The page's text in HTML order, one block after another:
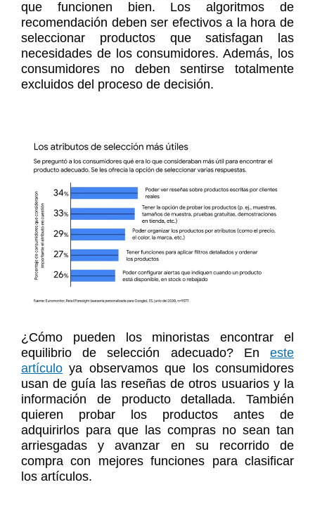
que funcionen bien. Los algoritmos de
recomendación deben ser efectivos a la hora de
seleccionar productos que satisfagan las
necesidades de los consumidores. Además, los
consumidores no deben sentirse totalmente
excluidos del proceso de decisión.
¿Cómo pueden los minoristas encontrar el
equilibrio de selección adecuado? En este
artículo ya observamos que los consumidores
usan de guía las reseñas de otros usuarios y la
información de producto detallada. También
quieren probar los productos antes de
adquirirlos para que las compras no sean tan
arriesgadas y avanzar en su recorrido de
compra con mejores funciones para clasificar
los artículos.